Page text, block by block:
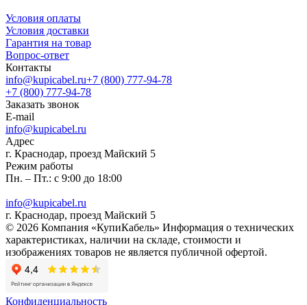
Условия оплаты
Условия доставки
Гарантия на товар
Вопрос-ответ
Контакты
info@kupicabel.ru+7 (800) 777-94-78
+7 (800) 777-94-78
Заказать звонок
E-mail
info@kupicabel.ru
Адрес
г. Краснодар, проезд Майский 5
Режим работы
Пн. – Пт.: с 9:00 до 18:00
info@kupicabel.ru
г. Краснодар, проезд Майский 5
© 2026 Компания «КупиКабель» Информация о технических
характеристиках, наличии на складе, стоимости и
изображениях товаров не является публичной офертой.
Конфиденциальность